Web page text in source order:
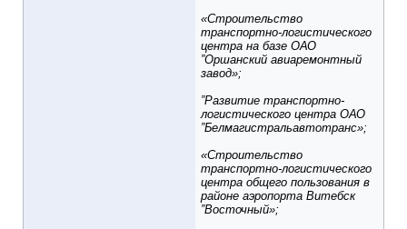
«Строительство
транспортно-логистического
центра на базе ОАО
”Оршанский авиаремонтный
завод»;
”Развитие транспортно-
логистического центра ОАО
”Белмагистральавтотранс»;
«Строительство
транспортно-логистического
центра общего пользования в
районе аэропорта Витебск
”Восточный»;